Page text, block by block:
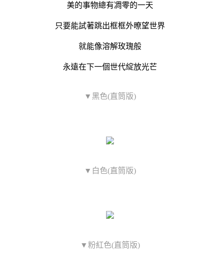
美的事物總有凋零的一天
只要能試著跳出框框外暸望世界
就能像溶解玫瑰般
永遠在下一個世代綻放光芒
▼黑色(直筒版)
▼白色(直筒版)
▼粉紅色(直筒版)